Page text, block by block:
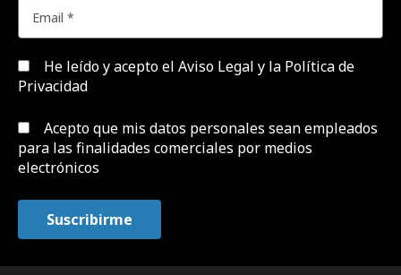
He leído y acepto el Aviso Legal y la Política de
Privacidad
Acepto que mis datos personales sean empleados
para las finalidades comerciales por medios
electrónicos